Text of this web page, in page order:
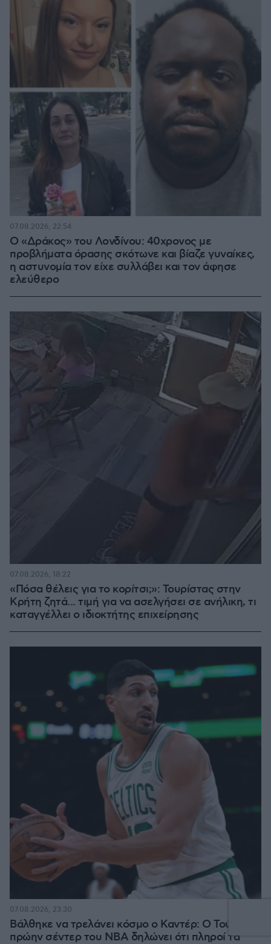
Ο «Δράκος» του Λονδίνου: 40χρονος με
προβλήματα όρασης σκότωνε και βίαζε γυναίκες,
η αστυνομία τον είχε συλλάβει και τον άφησε
ελεύθερο
07.08.2026, 22:54
«Πόσα θέλεις για το κορίτσι;»: Τουρίστας στην
Κρήτη ζητά... τιμή για να ασελγήσει σε ανήλικη, τι
καταγγέλλει ο ιδιοκτήτης επιχείρησης
07.08.2026, 18:22
Βάλθηκε να τρελάνει κόσμο ο Καντέρ: Ο Τούρκος
πρώην σέντερ του NBA δηλώνει ότι πληροί τα
07.08.2026, 23:30